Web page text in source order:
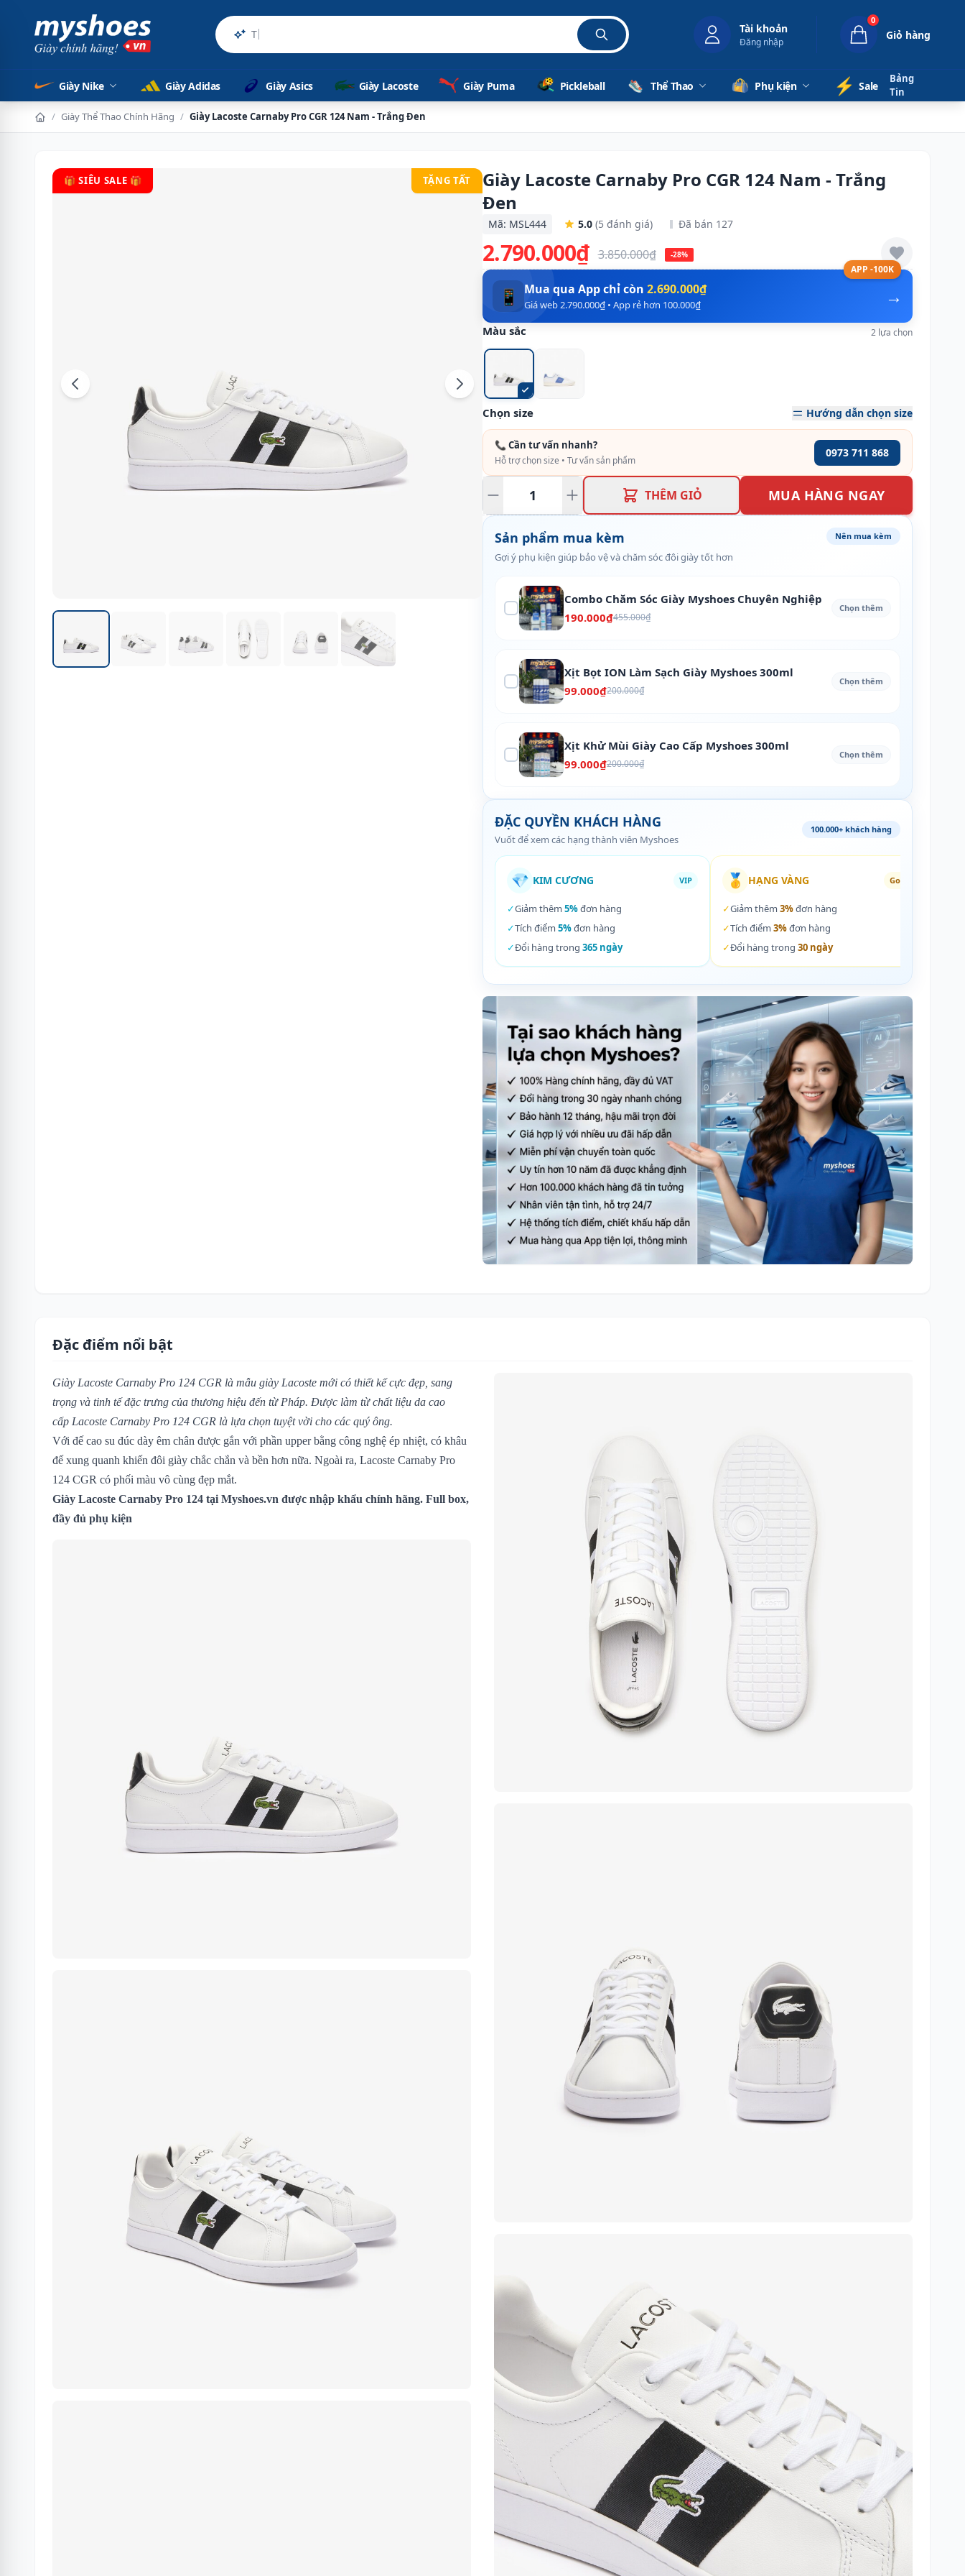
Sản phẩm chí Tài khoản
Đăng nhập
0
Giỏ hàng
Giày Nike Giày Adidas Giày Asics Giày Lacoste Giày Puma Pickleball Thể Thao Phụ kiện ⚡️ Sale
Bảng
Tin
/ Giày Thể Thao Chính Hãng / Giày Lacoste Carnaby Pro CGR 124 Nam - Trắng Đen
🎁 SIÊU SALE 🎁 TẶNG TẤT
Giày Lacoste Carnaby Pro CGR 124 Nam - Trắng
Đen
Mã: MSL444 5.0 (5 đánh giá) Đã bán 127
2.790.000₫ 3.850.000₫ -28%
APP -100K
→
📱 Mua qua App chỉ còn 2.690.000₫
Giá web 2.790.000₫ • App rẻ hơn 100.000₫
Màu sắc 2 lựa chọn
Chọn size Hướng dẫn chọn size
📞 Cần tư vấn nhanh?
Hỗ trợ chọn size • Tư vấn sản phẩm
0973 711 868
THÊM GIỎ MUA HÀNG NGAY
Sản phẩm mua kèm
Gợi ý phụ kiện giúp bảo vệ và chăm sóc đôi giày tốt hơn
Nên mua kèm
Combo Chăm Sóc Giày Myshoes Chuyên Nghiệp
190.000₫455.000₫
Chọn thêm
Xịt Bọt ION Làm Sạch Giày Myshoes 300ml
99.000₫200.000₫
Chọn thêm
Xịt Khử Mùi Giày Cao Cấp Myshoes 300ml
99.000₫200.000₫
Chọn thêm
ĐẶC QUYỀN KHÁCH HÀNG
Vuốt để xem các hạng thành viên Myshoes
100.000+ khách hàng
💎 KIM CƯƠNG VIP
✓Giảm thêm 5%đơn hàng
✓Tích điểm 5%đơn hàng
✓Đổi hàng trong 365 ngày
🥇 HẠNG VÀNG Gold
✓Giảm thêm 3%đơn hàng
✓Tích điểm 3%đơn hàng
✓Đổi hàng trong 30 ngày
Đặc điểm nổi bật
Giày Lacoste Carnaby Pro 124 CGR là mẫu giày Lacoste mới có thiết kế cực đẹp, sang
trọng và tinh tế đặc trưng của thương hiệu đến từ Pháp. Được làm từ chất liệu da cao
cấp Lacoste Carnaby Pro 124 CGR là lựa chọn tuyệt vời cho các quý ông.
Với đế cao su đúc dày êm chân được gắn với phần upper bằng công nghệ ép nhiệt, có khâu
đế xung quanh khiến đôi giày chắc chắn và bền hơn nữa. Ngoài ra, Lacoste Carnaby Pro
124 CGR có phối màu vô cùng đẹp mắt.
Giày Lacoste Carnaby Pro 124 tại Myshoes.vn được nhập khẩu chính hãng. Full box,
đầy đủ phụ kiện